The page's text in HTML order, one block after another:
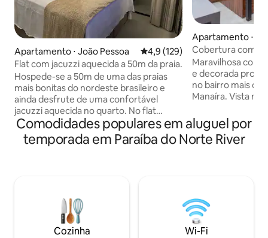
Apartamento ⋅ João Pessoa 4,9 de uma avaliação média de
4,9 (129)
Flat com jacuzzi aquecida a 50m da praia.
Hospede-se a 50m de uma das praias
mais bonitas do nordeste brasileiro e
ainda desfrute de uma confortável
jacuzzi aquecida no quarto. No flat
Diamante 101 você encontrará um
ambiente belo, aconchegante e repleto
de facilidades que tornarão sua
jacuzzi é aquecida e privativa! Contamos
também com um kit praia (cadeiras,
guarda-sol e caixa térmica).
Apartamento ⋅
Cobertura com
vista mar
Maravilhosa
e decorada
no bairro mais
Manaíra. Vista
até 6 pessoas,
climatizados por
privativo c/
piscina e espaço
mini mercado e
Comodidades populares em aluguel por
temporada em Paraíba do Norte River
Cozinha Wi-Fi